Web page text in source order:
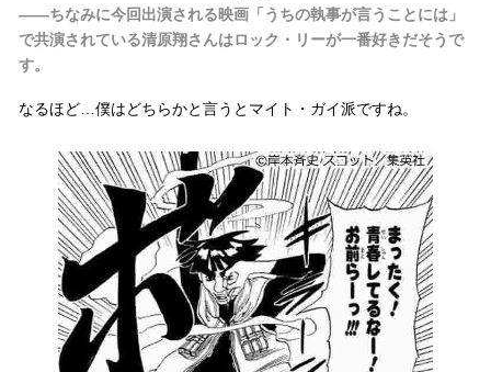
――ちなみに今回出演される映画「うちの執事が言うことには」
で共演されている清原翔さんはロック・リーが一番好きだそうで
す。
なるほど…僕はどちらかと言うとマイト・ガイ派ですね。